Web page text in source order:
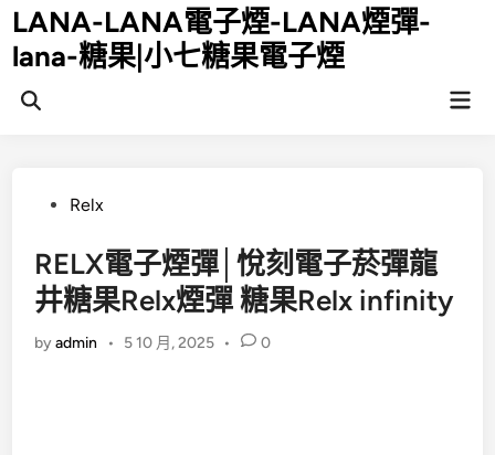
Skip
to
content
LANA-LANA電子煙-LANA煙彈-
lana-糖果|小七糖果電子煙
Open
PostedRelx
RELX電子煙彈│悅刻電子菸彈龍
井糖果Relx煙彈 糖果Relx infinity
byadmin • 5 10 月, 2025 • 0